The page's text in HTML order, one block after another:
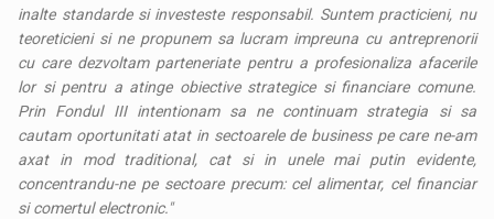
inalte standarde si investeste responsabil. Suntem practicieni, nu
teoreticieni si ne propunem sa lucram impreuna cu antreprenorii
cu care dezvoltam parteneriate pentru a profesionaliza afacerile
lor si pentru a atinge obiective strategice si financiare comune.
Prin Fondul III intentionam sa ne continuam strategia si sa
cautam oportunitati atat in sectoarele de business pe care ne-am
axat in mod traditional, cat si in unele mai putin evidente,
concentrandu-ne pe sectoare precum: cel alimentar, cel financiar
si comertul electronic."